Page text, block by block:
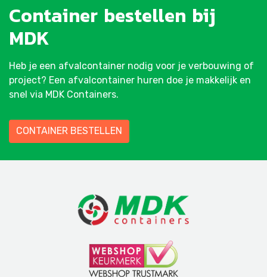
Container bestellen bij
MDK
Heb je een afvalcontainer nodig voor je verbouwing of
project? Een afvalcontainer huren doe je makkelijk en
snel via MDK Containers.
CONTAINER BESTELLEN